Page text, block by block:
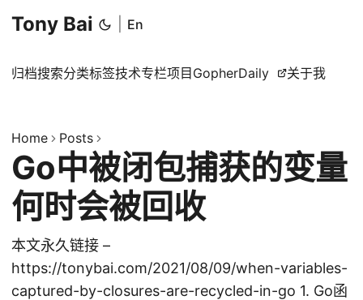
Tony Bai En
归档搜索分类标签技术专栏项目 GopherDaily 关于我
Home Posts
Go中被闭包捕获的变量
何时会被回收
本文永久链接 –
https://tonybai.com/2021/08/09/when-variables-
captured-by-closures-are-recycled-in-go 1. Go函